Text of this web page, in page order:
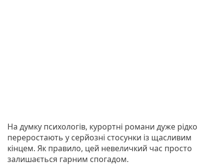
На думку психологів, курортні романи дуже рідко
переростають у серйозні стосунки із щасливим
кінцем. Як правило, цей невеличкий час просто
залишається гарним спогадом.